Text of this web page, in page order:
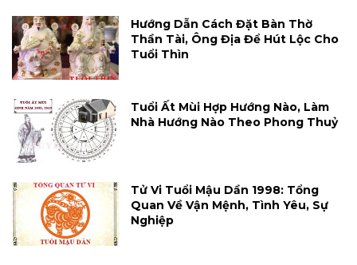
Hướng Dẫn Cách Đặt Bàn Thờ
Thần Tài, Ông Địa Để Hút Lộc Cho
Tuổi Thìn
Tuổi Ất Mùi Hợp Hướng Nào, Làm
Nhà Hướng Nào Theo Phong Thuỷ
Tử Vi Tuổi Mậu Dần 1998: Tổng
Quan Về Vận Mệnh, Tình Yêu, Sự
Nghiệp